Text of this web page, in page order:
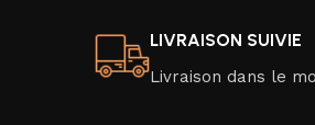
Nos posters se déclinent dans une
vibrantes ou en noir et blanc
LIVRAISON SUIVIE
Livraison dans le